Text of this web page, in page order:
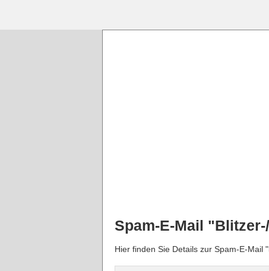
Spam-E-Mail
Hier finden Sie Details zur Spam-E-Mail